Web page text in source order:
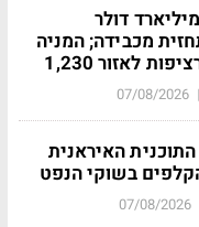
שיא של 9 מיליארד דולר
מכבידה; המניה
לאזור 1,230
|
07/08/2026
82 דולר: התוכנית האיראנית
בשוקי הנפט
07/08/2026